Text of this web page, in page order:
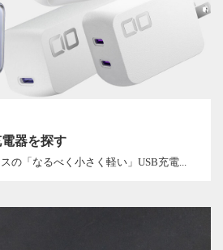
器を探す
の「なるべく小さく軽い」USB充電...